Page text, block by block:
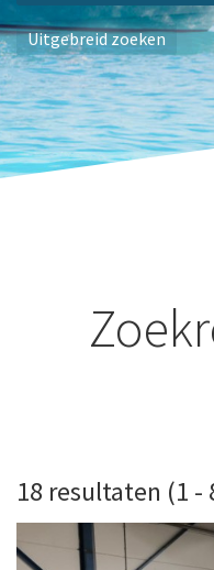
Uitgebreid zoeken
18 resultaten (1 -